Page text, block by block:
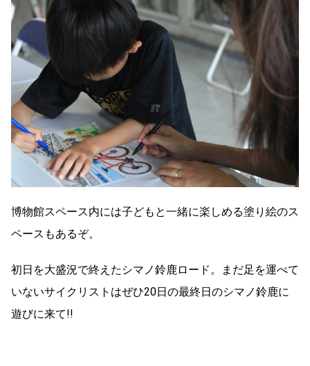
博物館スペース内には子どもと一緒に楽しめる塗り絵のス
ペースもあるぞ。
初日を大盛況で終えたシマノ鈴鹿ロード。まだ足を運べて
いないサイクリストはぜひ20日の最終日のシマノ鈴鹿に
遊びに来て!!